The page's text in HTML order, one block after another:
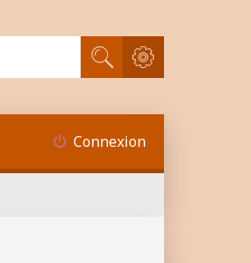
Rechercher
Recherche avancée
Connexion